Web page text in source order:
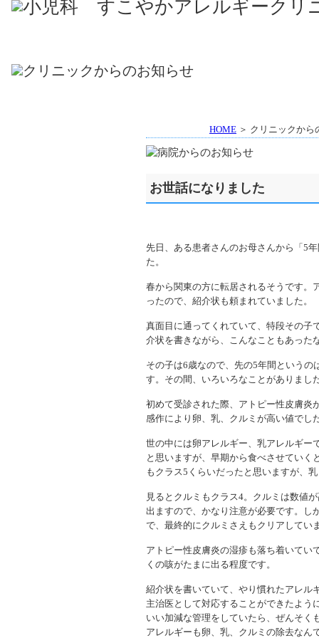
HOME ＞ クリニックか
お世話になりました
先日、ある患者さんのお母さんから「5
た。
春から関東の方に転居されるそうです。
ったので、紹介状も頼まれていました。
真面目に通ってくれていて、特段その子
介状を書きながら、こんなこともあった
その子は6歳なので、先の5年間という
す。その間、いろいろなことがありまし
初めて受診された際、アトピー性皮膚炎
感作により卵、乳、クルミが高い値でし
世の中には卵アレルギー、乳アレルギー
と思いますが、早期から食べさせていく
もクラス5くらいだったと思いますが、
見るとクルミもクラス4。クルミは数値
出ますので、かなり注意が必要です。し
で、最終的にクルミさえもクリアしてい
アトピー性皮膚炎の湿疹も落ち着いてい
くの咳がたまに出る程度です。
紹介状を書いていて、やり慣れたアレル
主治医として対応することができたよう
いい加減な管理をしていたら、ぜんそく
アレルギーも卵、乳、クルミの除去なん